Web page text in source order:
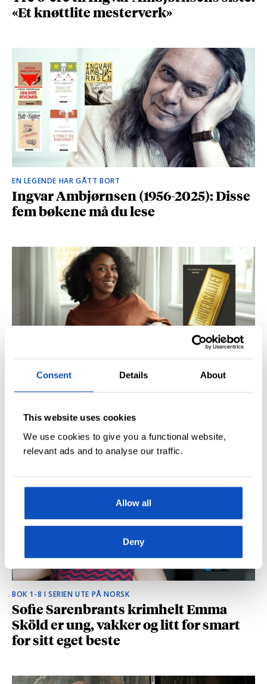
Consent Details About
This website uses cookies
We use cookies to give you a functional website,
relevant ads and to analyse our traffic.
Allow all
Deny
«Et knøttlite mesterverk»
EN LEGENDE HAR GÅTT BORT
Ingvar Ambjørnsen (1956-2025): Disse
fem bøkene må du lese
BRITISK STJERNESKUDD
Kåret til en av Storbritannias beste
unge forfattere: – Fantastisk å høre
hvilke deler som fikk folk til å le høyt
BOK 1-8 I SERIEN UTE PÅ NORSK
Sofie Sarenbrants krimhelt Emma
Sköld er ung, vakker og litt for smart
for sitt eget beste